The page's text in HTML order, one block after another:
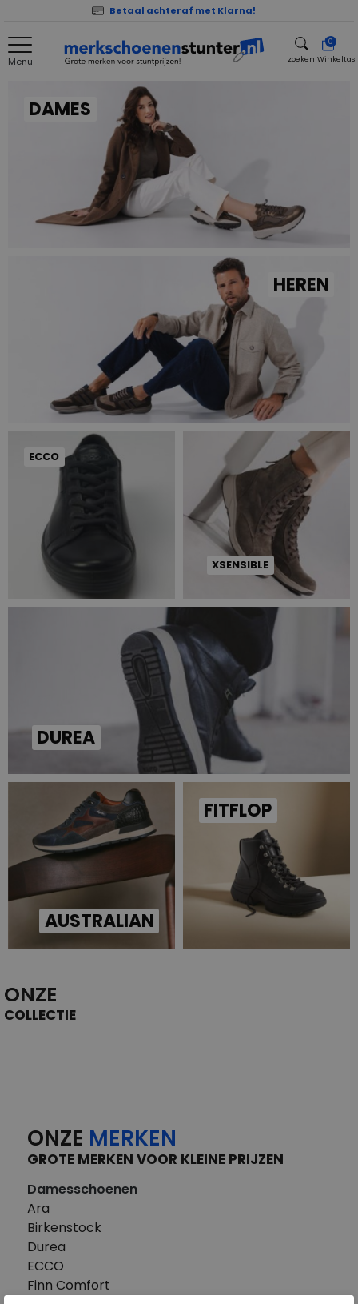
Betaal achteraf met Klarna!
Menu zoeken
0
Winkeltas
DAMES
HEREN
ECCO
XSENSIBLE
DUREA
AUSTRALIAN
FITFLOP
ONZE
COLLECTIE
ONZE MERKEN
GROTE MERKEN VOOR KLEINE PRIJZEN
Damesschoenen
Ara
Birkenstock
Durea
ECCO
Finn Comfort